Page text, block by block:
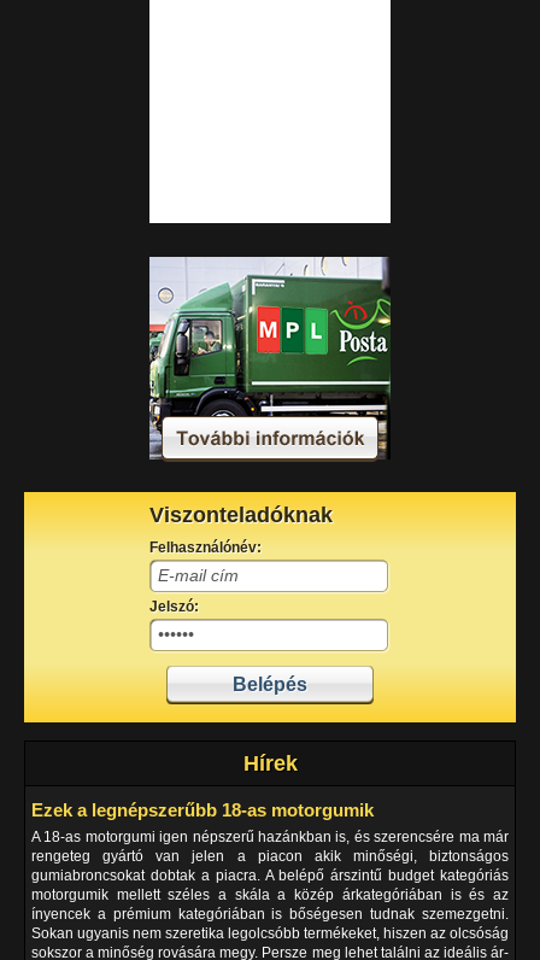
Viszonteladóknak
Felhasználónév:
Jelszó:
Hírek
Ezek a legnépszerűbb 18-as motorgumik
A 18-as motorgumi igen népszerű hazánkban is, és szerencsére ma már
rengeteg gyártó van jelen a piacon akik minőségi, biztonságos
gumiabroncsokat dobtak a piacra. A belépő árszintű budget kategóriás
motorgumik mellett széles a skála a közép árkategóriában is és az
ínyencek a prémium kategóriában is bőségesen tudnak szemezgetni.
Sokan ugyanis nem szeretika legolcsóbb termékeket, hiszen az olcsóság
sokszor a minőség rovására megy. Persze meg lehet találni az ideális ár-